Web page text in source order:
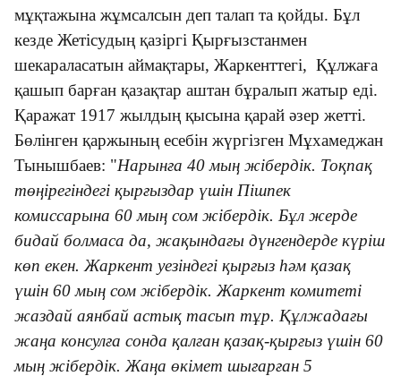
мұқтажына жұмсалсын деп талап та қойды. Бұл
кезде Жетісудың қазіргі Қырғызстанмен
шекараласатын аймақтары, Жаркенттегі, Құлжаға
қашып барған қазақтар аштан бұралып жатыр еді.
Қаражат 1917 жылдың қысына қарай әзер жетті.
Бөлінген қаржының есебін жүргізген Мұхамеджан
Тынышбаев: "Нарынға 40 мың жiбердiк. Тоқпақ
төңiрегiндегi қырғыздар үшiн Пiшпек
комиссарына 60 мың сом жiбердiк. Бұл жерде
бидай болмаса да, жақындағы дүнгендерде күрiш
көп екен. Жаркент уезiндегi қырғыз hәм қазақ
үшiн 60 мың сом жiбердiк. Жаркент комитетi
жаздай аянбай астық тасып тұр. Құлжадағы
жаңа консулға сонда қалған қазақ-қырғыз үшiн 60
мың жiбердiк. Жаңа өкiмет шығарған 5